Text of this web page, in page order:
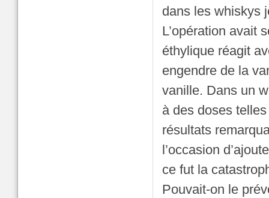
dans les whiskys
L’opération avait
éthylique réagit
engendre de la
vanille. Dans un
à des doses
résultats
l’occasion
ce fut la
Pouvait-on le